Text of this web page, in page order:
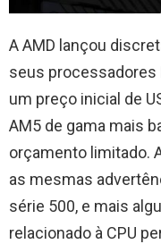
A AMD lançou
seus processadores
um preço inicial de
AM5 de gama mais
orçamento limitado.
as mesmas
série 500, e mais
relacionado à CPU